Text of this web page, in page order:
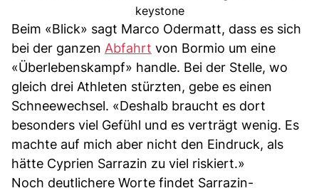
keystone
Beim «Blick» sagt Marco Odermatt, dass es sich
bei der ganzen Abfahrt von Bormio um eine
«Überlebenskampf» handle. Bei der Stelle, wo
gleich drei Athleten stürzten, gebe es einen
Schneewechsel. «Deshalb braucht es dort
besonders viel Gefühl und es verträgt wenig. Es
machte auf mich aber nicht den Eindruck, als
hätte Cyprien Sarrazin zu viel riskiert.»
Noch deutlichere Worte findet Sarrazin-